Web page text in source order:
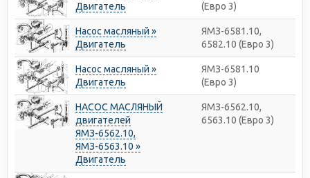
Двигатель
(Евро 3)
Насос масляный »
Двигатель
ЯМЗ-6581.10,
6582.10 (Евро 3)
Насос масляный »
Двигатель
ЯМЗ-6581.10
(Евро 3)
НАСОС МАСЛЯНЫЙ
двигателей
ЯМЗ-6562.10,
ЯМЗ-6563.10 »
Двигатель
ЯМЗ-6562.10,
6563.10 (Евро 3)